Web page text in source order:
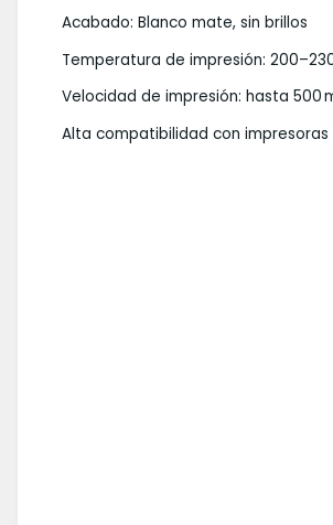
Acabado: Blanco mate, sin brillos
Temperatura de impresión:
Velocidad de impresión: hasta 500
Alta compatibilidad con